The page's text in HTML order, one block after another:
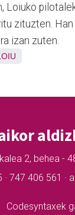
Loiuko
zituzten.
izan zuten.
2, behea -
· 747 406 561 ·
Codesyntaxek